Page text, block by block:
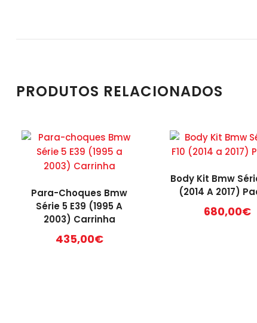
PRODUTOS RELACIONADOS
Para-Choques Bmw
Série 5 E39 (1995 A
2003) Carrinha
435,00€
Body Kit Bmw
(2014 A 2017)
680,00€